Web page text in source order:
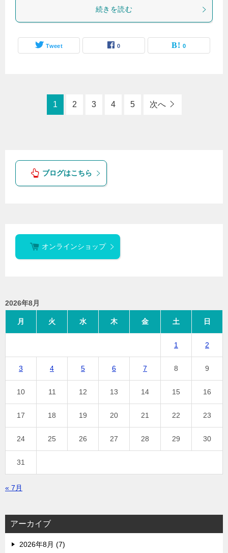
続きを読む
Tweet 0 0
1 2 3 4 5 次へ
ブログはこちら
オンラインショップ
2026年8月
月 火 水 木 金 土 日
1 2
3 4 5 6 7 8 9
10 11 12 13 14 15 16
17 18 19 20 21 22 23
24 25 26 27 28 29 30
31
« 7月
アーカイブ
2026年8月 (7)